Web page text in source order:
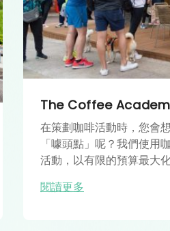
在策劃咖啡活動時，您會
「噱頭點」呢？我們使用
活動，以有限的預算最大化
閱讀更多